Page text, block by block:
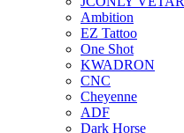
Ambition
EZ Tattoo
One Shot
KWADRON
CNC
Cheyenne
ADF
Dark Horse